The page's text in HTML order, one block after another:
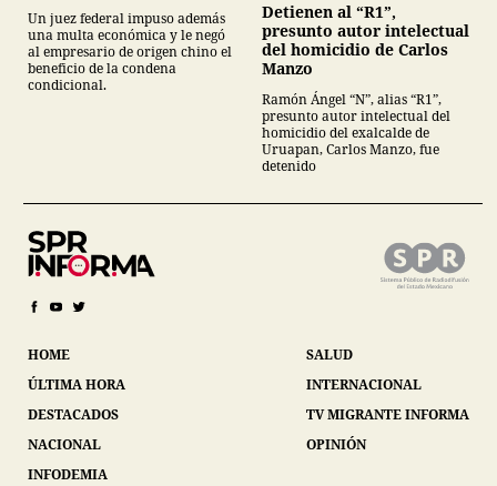
Un juez federal impuso además
una multa económica y le negó
al empresario de origen chino el
beneficio de la condena
condicional.
Detienen al “R1”,
presunto autor intelectual
del homicidio de Carlos
Manzo
Ramón Ángel “N”, alias “R1”,
presunto autor intelectual del
homicidio del exalcalde de
Uruapan, Carlos Manzo, fue
detenido
HOME
ÚLTIMA HORA
DESTACADOS
NACIONAL
INFODEMIA
SALUD
INTERNACIONAL
TV MIGRANTE INFORMA
OPINIÓN